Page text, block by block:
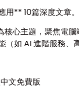
** 10篇深度文章
心主題，聚焦電
如 AI 進階服務、
文免費版